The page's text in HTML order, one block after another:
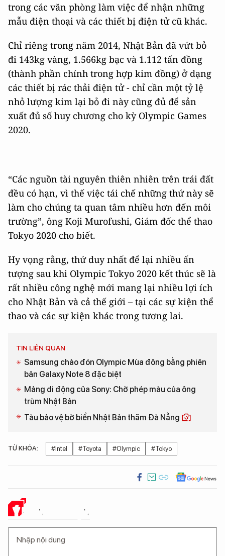
trong các văn phòng làm việc để nhận những
mẫu điện thoại và các thiết bị điện tử cũ khác.
Chỉ riêng trong năm 2014, Nhật Bản đã vứt bỏ
đi 143kg vàng, 1.566kg bạc và 1.112 tấn đồng
(thành phần chính trong hợp kim đồng) ở dạng
các thiết bị rác thải điện tử - chỉ cần một tỷ lệ
nhỏ lượng kim lại bỏ đi này cũng đủ để sản
xuất đủ số huy chương cho kỳ Olympic Games
2020.
“Các nguồn tài nguyên thiên nhiên trên trái đất
đều có hạn, vì thế việc tái chế những thứ này sẽ
làm cho chúng ta quan tâm nhiều hơn đến môi
trường”, ông Koji Murofushi, Giám đốc thể thao
Tokyo 2020 cho biết.
Hy vọng rằng, thứ duy nhất để lại nhiều ấn
tượng sau khi Olympic Tokyo 2020 kết thúc sẽ là
rất nhiều công nghệ mới mang lại nhiều lợi ích
cho Nhật Bản và cả thế giới – tại các sự kiện thể
thao và các sự kiện khác trong tương lai.
TIN LIÊN QUAN
Samsung chào đón Olympic Mùa đông bằng phiên
bản Galaxy Note 8 đặc biệt
Mảng di động của Sony: Chờ phép màu của ông
trùm Nhật Bản
Tàu bảo vệ bờ biển Nhật Bản thăm Đà Nẵng
TỪ KHÓA: #Intel #Toyota #Olympic #Tokyo
Ý KIẾN CỦA BẠN